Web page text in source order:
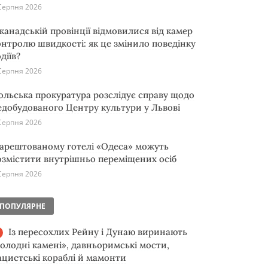
2026
провінції відмовилися від камер
швидкості: як це змінило поведінку
2026
прокуратура розслідує справу щодо
Центру культури у Львові
2026
готелі «Одеса» можуть
внутрішньо переміщених осіб
2026
ПОПУЛЯРНЕ
Із пересохлих Рейну і Дунаю виринають
камені», давньоримські мости,
кораблі й мамонти